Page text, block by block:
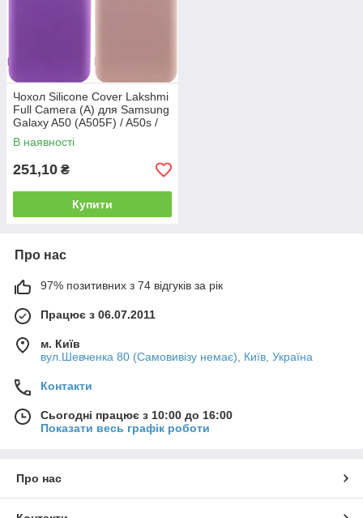
Чохол Silicone Cover Lakshmi
Full Camera (A) для Samsung
Galaxy A50 (A505F) / A50s /
A30s
В наявності
251,10 ₴
Купити
Про нас
97% позитивних з 74 відгуків за рік
Працює з 06.07.2011
м. Київ
вул.Шевченка 80 (Самовивізу немає), Київ, Україна
Контакти
Сьогодні працює з 10:00 до 16:00
Показати весь графік роботи
Про нас